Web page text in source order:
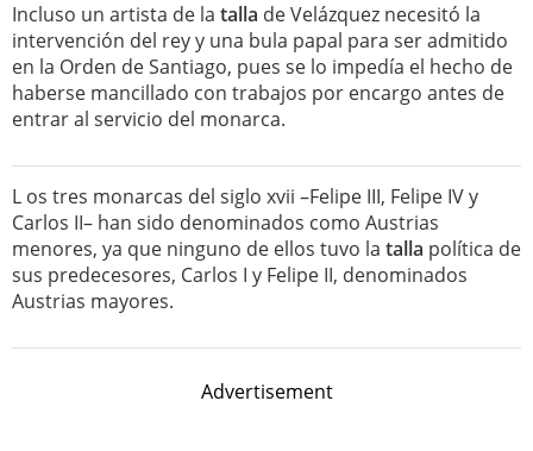
Incluso un artista de la talla de Velázquez necesitó la
intervención del rey y una bula papal para ser admitido
en la Orden de Santiago, pues se lo impedía el hecho de
haberse mancillado con trabajos por encargo antes de
entrar al servicio del monarca.
L os tres monarcas del siglo xvii –Felipe III, Felipe IV y
Carlos II– han sido denominados como Austrias
menores, ya que ninguno de ellos tuvo la talla política de
sus predecesores, Carlos I y Felipe II, denominados
Austrias mayores.
Advertisement